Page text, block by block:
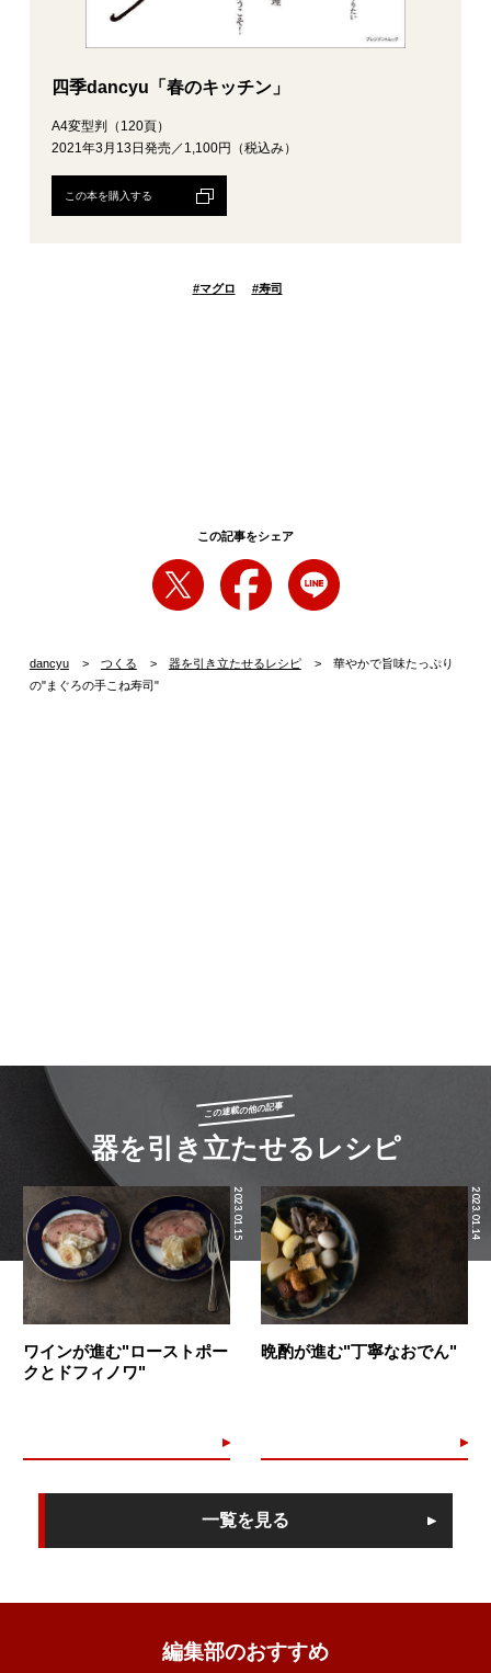
四季dancyu「春のキッチン」
A4変型判（120頁）
2021年3月13日発売／1,100円（税込み）
この本を購入する
#マグロ #寿司
この記事をシェア
dancyu つくる 器を引き立たせるレシピ
華やかで旨味たっぷり
の"まぐろの手こね寿司"
この連載の他の記事
器を引き立たせるレシピ
2023.01.15
ワインが進む"ローストポー
クとドフィノワ"
2023.01.14
晩酌が進む"丁寧なおでん"
一覧を見る
編集部のおすすめ